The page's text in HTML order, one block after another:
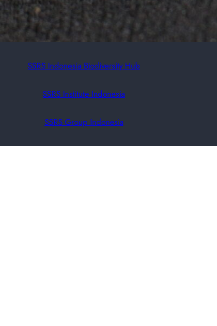
SSRS Indonesia Biodiversity Hub
SSRS Institute Indonesia
SSRS Group Indonesia